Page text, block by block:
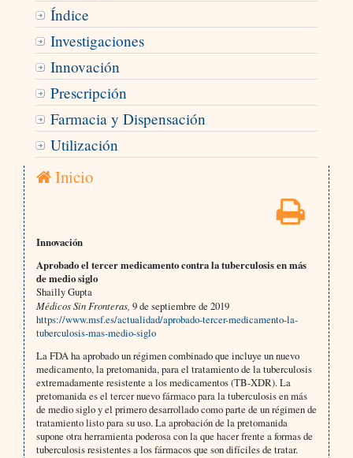
Índice
Investigaciones
Innovación
Prescripción
Farmacia y Dispensación
Utilización
Inicio
Innovación
Aprobado el tercer medicamento contra la tuberculosis en más
de medio siglo
Shailly Gupta
Médicos Sin Fronteras, 9 de septiembre de 2019
https://www.msf.es/actualidad/aprobado-tercer-medicamento-la-
tuberculosis-mas-medio-siglo
La FDA ha aprobado un régimen combinado que incluye un nuevo
medicamento, la pretomanida, para el tratamiento de la tuberculosis
extremadamente resistente a los medicamentos (TB-XDR). La
pretomanida es el tercer nuevo fármaco para la tuberculosis en más
de medio siglo y el primero desarrollado como parte de un régimen de
tratamiento listo para su uso. La aprobación de la pretomanida
supone otra herramienta poderosa con la que hacer frente a formas de
tuberculosis resistentes a los fármacos que son difíciles de tratar.